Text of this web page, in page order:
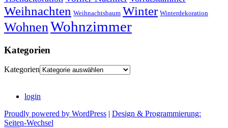
Weihnachten Weihnachtsbaum Winter Winterdekoration
WohnenWohnzimmer
Kategorien
Kategorien
login
Proudly powered by WordPress
Design & Programmierung:
Seiten-Wechsel